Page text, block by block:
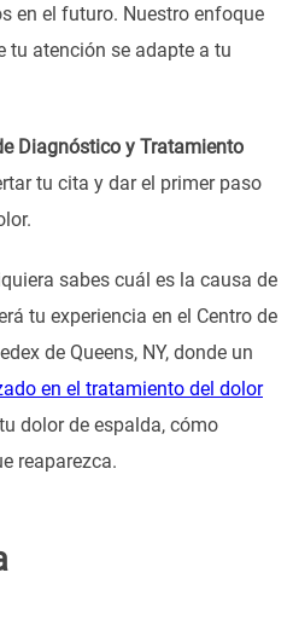
en el futuro. Nuestro enfoque
atención se adapte a tu
Diagnóstico y Tratamiento
tu cita y dar el primer paso
sabes cuál es la causa de
tu experiencia en el Centro de
de Queens, NY, donde un
en el tratamiento del dolor
dolor de espalda, cómo
reaparezca.